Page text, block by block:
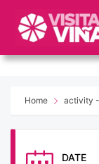
este
web
sistemaHome activity
DATE